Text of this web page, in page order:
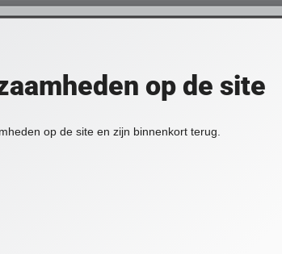
op de site
op de site en zijn binnenkort terug.